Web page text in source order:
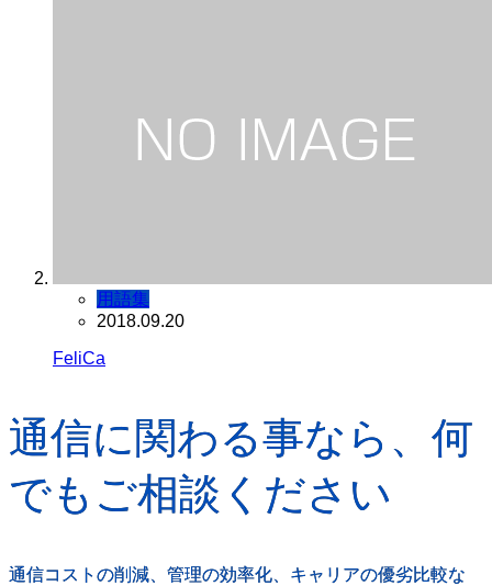
用語集
2018.09.20
FeliCa
通信に関わる事なら、何
でもご相談ください
通信コストの削減、管理の効率化、キャリアの優劣比較な